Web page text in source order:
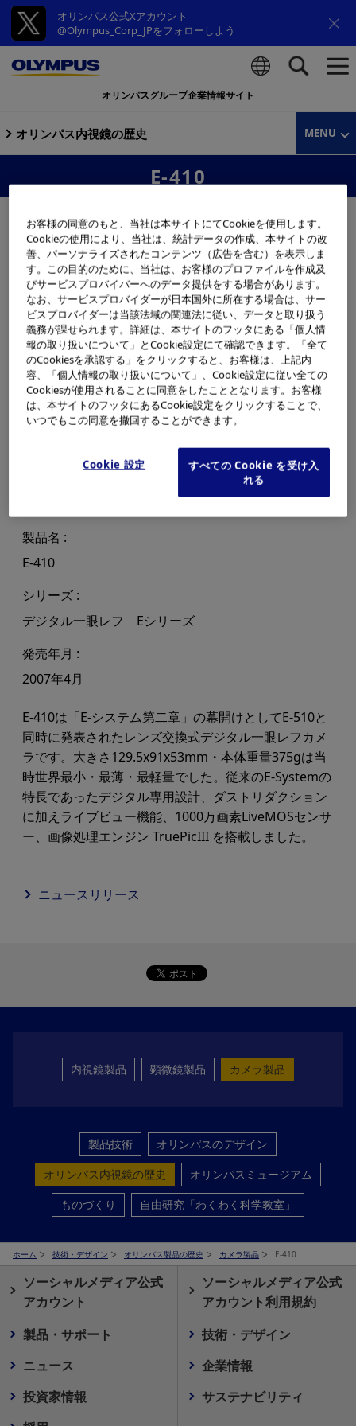
オリンパス公式Xアカウント
@Olympus_Corp_JPをフォローしよう
オリンパスグループ企業情報サイト
オリンパス内視鏡の歴史 MENU
E-410
製品名
E-410
シリーズ
デジタル一眼レフ Eシリーズ
発売年月
2007年4月
E-410は「E-システム第二章」の幕開けとしてE-510と
同時に発表されたレンズ交換式デジタル一眼レフカメ
ラです。大きさ129.5x91x53mm・本体重量375gは当
時世界最小・最薄・最軽量でした。従来のE-Systemの
特長であったデジタル専用設計、ダストリダクション
に加えライブビュー機能、1000万画素LiveMOSセンサ
ー、画像処理エンジン TruePicIII を搭載しました。
ニュースリリース
内視鏡製品 顕微鏡製品 カメラ製品
製品技術
オリンパスのデザイン
オリンパス内視鏡の歴史
オリンパスミュージアム
ものづくり
自由研究「わくわく科学教室」
ホーム 技術・デザイン オリンパス製品の歴史 カメラ製品 E-410
ソーシャルメディア公式
アカウント
ソーシャルメディア公式
アカウント利用規約
製品・サポート
技術・デザイン
ニュース
企業情報
投資家情報
サステナビリティ
お客様の同意のもと、当社は本サイトにてCookieを使用します。
Cookieの使用により、当社は、統計データの作成、本サイトの改
善、パーソナライズされたコンテンツ（広告を含む）を表示しま
す。この目的のために、当社は、お客様のプロファイルを作成及
びサービスプロバイバーへのデータ提供をする場合があります。
なお、サービスプロバイダーが日本国外に所在する場合は、サー
ビスプロバイダーは当該法域の関連法に従い、データと取り扱う
義務が課せられます。詳細は、本サイトのフッタにある「個人情
報の取り扱いについて」とCookie設定にて確認できます。「全て
のCookiesを承認する」をクリックすると、お客様は、上記内
容、「個人情報の取り扱いについて」、Cookie設定に従い全ての
Cookiesが使用されることに同意をしたこととなります。お客様
は、本サイトのフッタにあるCookie設定をクリックすることで、
いつでもこの同意を撤回することができます。
Cookie 設定
すべての Cookie を受け入
れる